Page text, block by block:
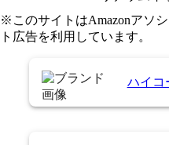
※このサイトはAmazonアソ
ト広告を利用しています。
ハイコ